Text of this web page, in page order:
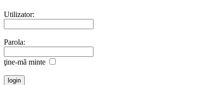
Utilizator:
Parola:
ţine-mã minte